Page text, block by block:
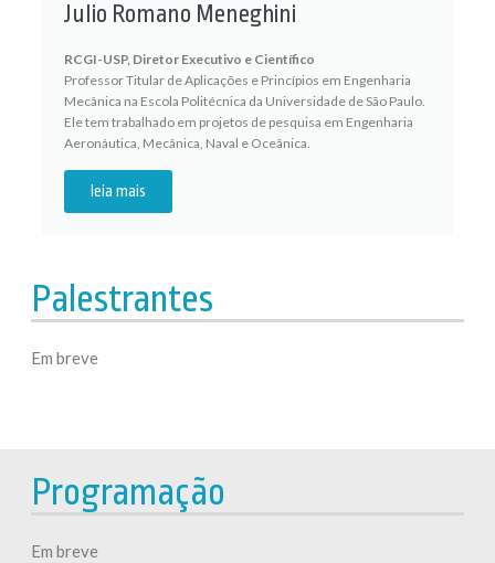
Julio Romano Meneghini
RCGI-USP, Diretor Executivo e Científico
Professor Titular de Aplicações e Princípios em Engenharia
Mecânica na Escola Politécnica da Universidade de São Paulo.
Ele tem trabalhado em projetos de pesquisa em Engenharia
Aeronáutica, Mecânica, Naval e Oceânica.
leia mais
Palestrantes
Em breve
Programação
Em breve